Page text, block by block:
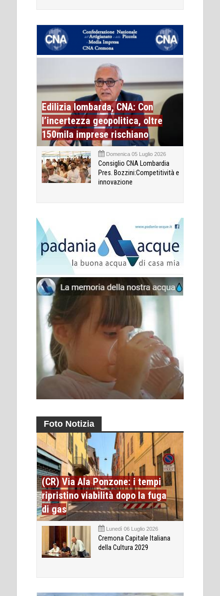
Edilizia lombarda, CNA: Con
l’incertezza geopolitica, oltre
150mila imprese rischiano
Domenica 05 Luglio 2026
Consiglio CNA Lombardia
Pres. Bozzini:Competitività e
innovazione
Foto Notizia
(CR) Via Ala Ponzone: i tempi
ripristino viabilità dopo la fuga
di gas
Lunedì 06 Luglio 2026
Cremona Capitale Italiana
della Cultura 2029